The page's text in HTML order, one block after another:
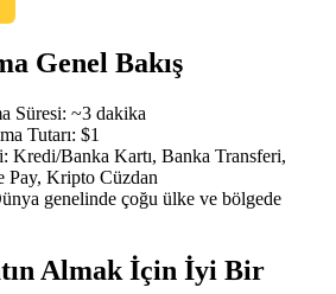
İşlemleri
değerli metaller ve emtia türevleri
Genel Bakış
Süresi: ~3 dakika
Tutarı: $1
: Kredi/Banka Kartı, Banka Transferi,
Pay, Kripto Cüzdan
genelinde çoğu ülke ve bölgede
Almak İçin İyi Bir